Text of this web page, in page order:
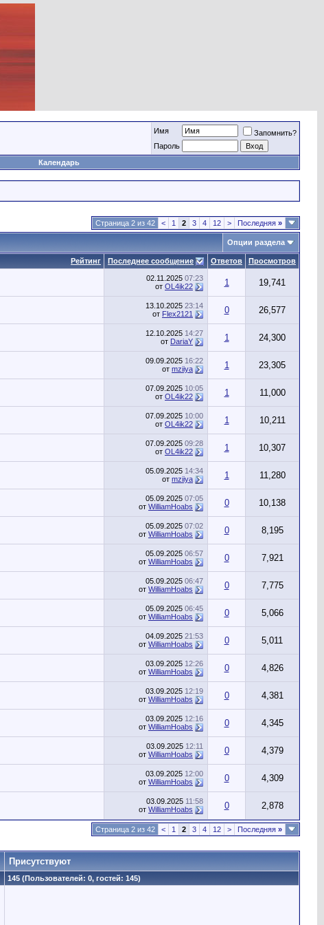
Имя
Запомнить?
Пароль
Календарь
Страница 2 из 42 < 1 2 3 4 12 > Последняя »
Опции раздела
Рейтинг Последнее сообщение Ответов Просмотров
02.11.2025 07:23
от OL4ik22 1 19,741
13.10.2025 23:14
от Flex2121 0 26,577
12.10.2025 14:27
от DariaY 1 24,300
09.09.2025 16:22
от mziiya 1 23,305
07.09.2025 10:05
от OL4ik22 1 11,000
07.09.2025 10:00
от OL4ik22 1 10,211
07.09.2025 09:28
от OL4ik22 1 10,307
05.09.2025 14:34
от mziiya 1 11,280
05.09.2025 07:05
от WilliamHoabs 0 10,138
05.09.2025 07:02
от WilliamHoabs 0 8,195
05.09.2025 06:57
от WilliamHoabs 0 7,921
05.09.2025 06:47
от WilliamHoabs 0 7,775
05.09.2025 06:45
от WilliamHoabs 0 5,066
04.09.2025 21:53
от WilliamHoabs 0 5,011
03.09.2025 12:26
от WilliamHoabs 0 4,826
03.09.2025 12:19
от WilliamHoabs 0 4,381
03.09.2025 12:16
от WilliamHoabs 0 4,345
03.09.2025 12:11
от WilliamHoabs 0 4,379
03.09.2025 12:00
от WilliamHoabs 0 4,309
03.09.2025 11:58
от WilliamHoabs 0 2,878
Страница 2 из 42 < 1 2 3 4 12 > Последняя »
Присутствуют
145 (Пользователей: 0, гостей: 145)